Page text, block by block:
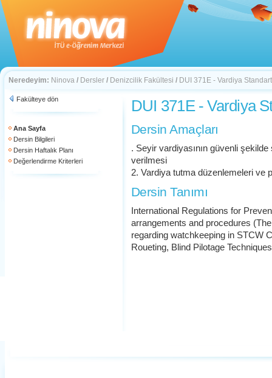
Neredeyim: Ninova / Dersler / Denizcilik Fakültesi / DUI 371E - Vardiya
Fakülteye dön
Ana Sayfa
Dersin Bilgileri
Dersin Haftalık Planı
Değerlendirme Kriterleri
DUI 371E - Vardiya
Dersin Amaçları
. Seyir vardiyasının güvenli
verilmesi
2. Vardiya tutma düzenlemeleri ve
Dersin Tanımı
International Regulations for
arrangements and procedures
regarding watchkeeping in STCW
Roueting, Blind Pilotage